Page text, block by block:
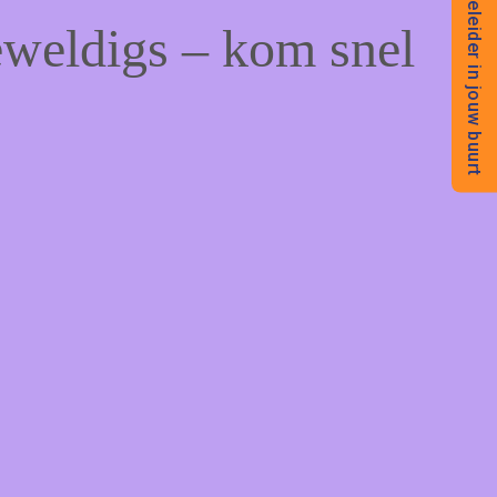
– kom snel
Begeleider in jouw buurt